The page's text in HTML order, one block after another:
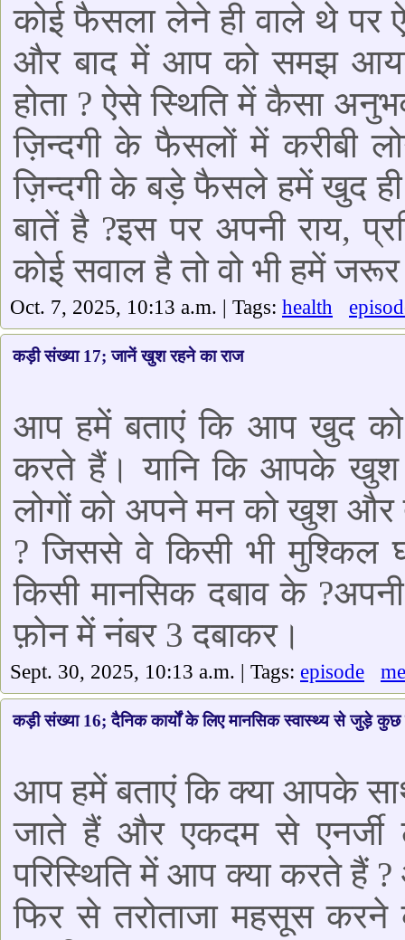
कोई फैसला लेने ही वाले थे पर
और बाद में आप को समझ
होता ? ऐसे स्थिति में कैसा
ज़िन्दगी के फैसलों में करीबी
ज़िन्दगी के बड़े फैसले हमें खुद
बातें है ?इस पर अपनी राय,
कोई सवाल है तो वो भी हमें
Oct. 7, 2025, 10:13 a.m. | Tags: health
कड़ी संख्या 17; जानें खुश रहने का राज
आप हमें बताएं कि आप खुद
करते हैं। यानि कि आपके खुश
लोगों को अपने मन को खुश और
? जिससे वे किसी भी मुश्किल
किसी मानसिक दबाव के
फ़ोन में नंबर 3 दबाकर।
Sept. 30, 2025, 10:13 a.m. | Tags: episode
कड़ी संख्या 16; दैनिक कार्यों के लिए मानसिक स्वास्थ्य से जुड़े कुछ
आप हमें बताएं कि क्या आपके
जाते हैं और एकदम से
परिस्थिति में आप क्या करते हैं
फिर से तरोताजा महसूस करने